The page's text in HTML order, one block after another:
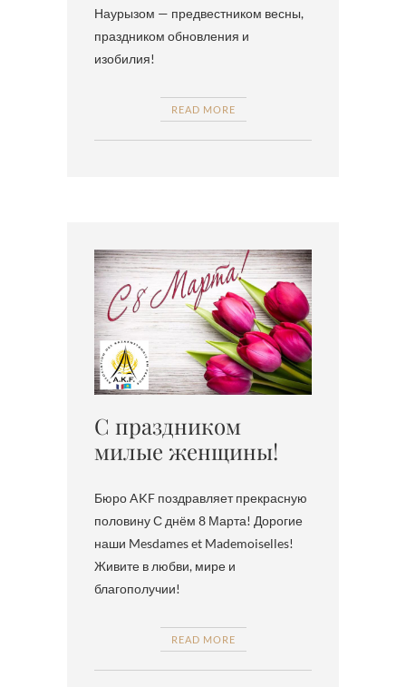
Наурызом — предвестником весны,
праздником обновления и
изобилия!
READ MORE
C праздником
милые женщины!
Бюро AKF поздравляет прекрасную
половину С днём 8 Марта! Дорогие
наши Mesdames et Mademoiselles!
Живите в любви, мире и
благополучии!
READ MORE